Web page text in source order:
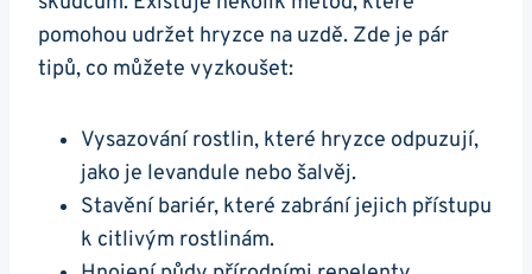
pomohou udržet hryzce na uzdě. Zde je pár
tipů, co můžete vyzkoušet:
Vysazování rostlin, které hryzce odpuzují,
jako je levandule nebo šalvěj.
Stavění bariér, které zabrání jejich přístupu
k citlivým rostlinám.